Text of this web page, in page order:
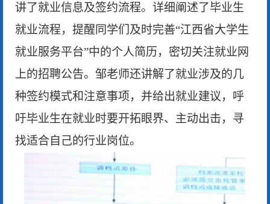
讲了就业信息及签约流程。详细阐述了毕业生
就业流程，提醒同学们及时完善“江西省大学生
就业服务平台”中的个人简历，密切关注就业网
上的招聘公告。邹老师还讲解了就业涉及的几
种签约模式和注意事项，并给出就业建议，呼
吁毕业生在就业时要开拓眼界、主动出击，寻
找适合自己的行业岗位。